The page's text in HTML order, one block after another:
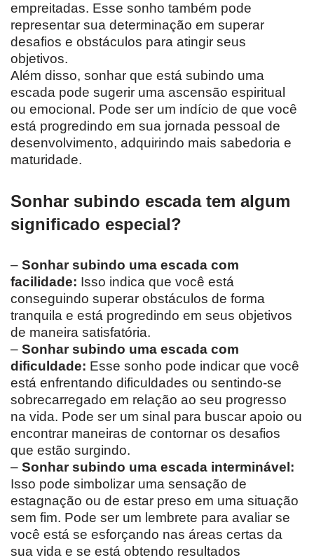
empreitadas. Esse sonho também pode
representar sua determinação em superar
desafios e obstáculos para atingir seus
objetivos.
Além disso, sonhar que está subindo uma
escada pode sugerir uma ascensão espiritual
ou emocional. Pode ser um indício de que você
está progredindo em sua jornada pessoal de
desenvolvimento, adquirindo mais sabedoria e
maturidade.
Sonhar subindo escada tem algum
significado especial?
– Sonhar subindo uma escada com
facilidade: Isso indica que você está
conseguindo superar obstáculos de forma
tranquila e está progredindo em seus objetivos
de maneira satisfatória.
– Sonhar subindo uma escada com
dificuldade: Esse sonho pode indicar que você
está enfrentando dificuldades ou sentindo-se
sobrecarregado em relação ao seu progresso
na vida. Pode ser um sinal para buscar apoio ou
encontrar maneiras de contornar os desafios
que estão surgindo.
– Sonhar subindo uma escada interminável:
Isso pode simbolizar uma sensação de
estagnação ou de estar preso em uma situação
sem fim. Pode ser um lembrete para avaliar se
você está se esforçando nas áreas certas da
sua vida e se está obtendo resultados